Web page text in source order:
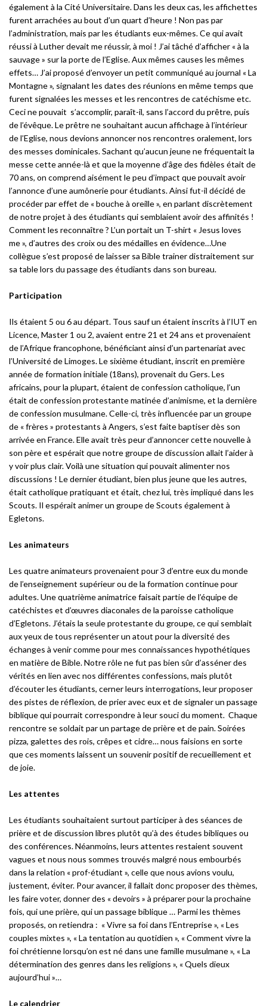
également à la Cité Universitaire. Dans les deux cas, les affichettes
furent arrachées au bout d’un quart d’heure ! Non pas par
l’administration, mais par les étudiants eux-mêmes. Ce qui avait
réussi à Luther devait me réussir, à moi ! J’ai tâché d’afficher « à la
sauvage » sur la porte de l’Eglise. Aux mêmes causes les mêmes
effets… J’ai proposé d’envoyer un petit communiqué au journal « La
Montagne », signalant les dates des réunions en même temps que
furent signalées les messes et les rencontres de catéchisme etc.
Ceci ne pouvait s’accomplir, paraît-il, sans l’accord du prêtre, puis
de l’évêque. Le prêtre ne souhaitant aucun affichage à l’intérieur
de l’Eglise, nous devions annoncer nos rencontres oralement, lors
des messes dominicales. Sachant qu’aucun jeune ne fréquentait la
messe cette année-là et que la moyenne d’âge des fidèles était de
70 ans, on comprend aisément le peu d’impact que pouvait avoir
l’annonce d’une aumônerie pour étudiants. Ainsi fut-il décidé de
procéder par effet de « bouche à oreille », en parlant discrètement
de notre projet à des étudiants qui semblaient avoir des affinités !
Comment les reconnaître ? L’un portait un T-shirt « Jesus loves
me », d’autres des croix ou des médailles en évidence…Une
collègue s’est proposé de laisser sa Bible trainer distraitement sur
sa table lors du passage des étudiants dans son bureau.
Participation
Ils étaient 5 ou 6 au départ. Tous sauf un étaient inscrits à l’IUT en
Licence, Master 1 ou 2, avaient entre 21 et 24 ans et provenaient
de l’Afrique francophone, bénéficiant ainsi d’un partenariat avec
l’Université de Limoges. Le sixième étudiant, inscrit en première
année de formation initiale (18ans), provenait du Gers. Les
africains, pour la plupart, étaient de confession catholique, l’un
était de confession protestante matinée d’animisme, et la dernière
de confession musulmane. Celle-ci, très influencée par un groupe
de « frères » protestants à Angers, s’est faite baptiser dès son
arrivée en France. Elle avait très peur d’annoncer cette nouvelle à
son père et espérait que notre groupe de discussion allait l’aider à
y voir plus clair. Voilà une situation qui pouvait alimenter nos
discussions ! Le dernier étudiant, bien plus jeune que les autres,
était catholique pratiquant et était, chez lui, très impliqué dans les
Scouts. Il espérait animer un groupe de Scouts également à
Egletons.
Les animateurs
Les quatre animateurs provenaient pour 3 d’entre eux du monde
de l’enseignement supérieur ou de la formation continue pour
adultes. Une quatrième animatrice faisait partie de l’équipe de
catéchistes et d’œuvres diaconales de la paroisse catholique
d’Egletons. J’étais la seule protestante du groupe, ce qui semblait
aux yeux de tous représenter un atout pour la diversité des
échanges à venir comme pour mes connaissances hypothétiques
en matière de Bible. Notre rôle ne fut pas bien sûr d’asséner des
vérités en lien avec nos différentes confessions, mais plutôt
d’écouter les étudiants, cerner leurs interrogations, leur proposer
des pistes de réflexion, de prier avec eux et de signaler un passage
biblique qui pourrait correspondre à leur souci du moment. Chaque
rencontre se soldait par un partage de prière et de pain. Soirées
pizza, galettes des rois, crêpes et cidre… nous faisions en sorte
que ces moments laissent un souvenir positif de recueillement et
de joie.
Les attentes
Les étudiants souhaitaient surtout participer à des séances de
prière et de discussion libres plutôt qu’à des études bibliques ou
des conférences. Néanmoins, leurs attentes restaient souvent
vagues et nous nous sommes trouvés malgré nous embourbés
dans la relation « prof-étudiant », celle que nous avions voulu,
justement, éviter. Pour avancer, il fallait donc proposer des thèmes,
les faire voter, donner des « devoirs » à préparer pour la prochaine
fois, qui une prière, qui un passage biblique … Parmi les thèmes
proposés, on retiendra : « Vivre sa foi dans l’Entreprise », « Les
couples mixtes », « La tentation au quotidien », « Comment vivre la
foi chrétienne lorsqu’on est né dans une famille musulmane », « La
détermination des genres dans les religions », « Quels dieux
aujourd’hui »…
Le calendrier